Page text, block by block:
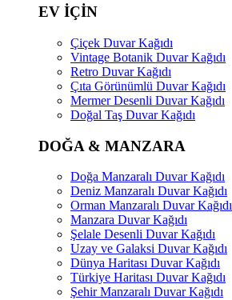
EV İÇİN
Çiçek Duvar Kağıdı
Vintage Botanik Duvar Kağıdı
Retro Duvar Kağıdı
Çıta Görünümlü Duvar Kağıdı
Mermer Desenli Duvar Kağıdı
Doğal Taş Duvar Kağıdı
DOĞA & MANZARA
Doğa Manzaralı Duvar Kağıdı
Deniz Manzaralı Duvar Kağıdı
Orman Manzaralı Duvar Kağıdı
Manzara Duvar Kağıdı
Şelale Desenli Duvar Kağıdı
Uzay ve Galaksi Duvar Kağıdı
Dünya Haritası Duvar Kağıdı
Türkiye Haritası Duvar Kağıdı
Şehir Manzaralı Duvar Kağıdı